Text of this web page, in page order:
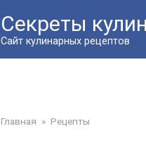
Секреты
Сайт кулинарных рецептов
Главная » Рецепты